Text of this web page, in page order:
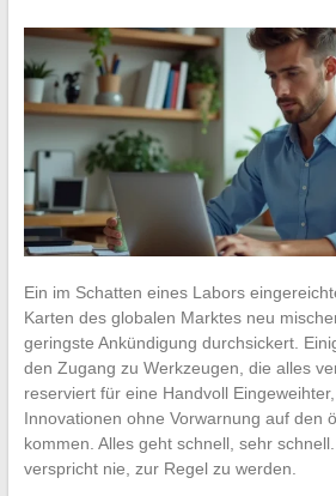
Ein im Schatten eines Labors
Karten des globalen Marktes neu
geringste Ankündigung durchsickert.
den Zugang zu Werkzeugen, die alles
reserviert für eine Handvoll
Innovationen ohne Vorwarnung auf den
kommen. Alles geht schnell, sehr
verspricht nie, zur Regel zu werden.